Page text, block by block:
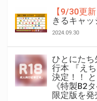
【9/30更新
きるキャ
2024.09.30
ひとにた
行本 『え
決定！！
《特製B2
限定版を発